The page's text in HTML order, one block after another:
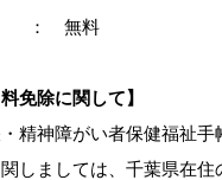
無料
免除に関して】
精神障がい者保健福祉
しましては、千葉県在住